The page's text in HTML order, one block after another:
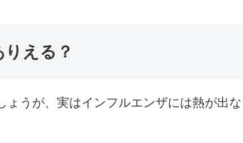
える？
うが、実はインフルエンザには熱が出な